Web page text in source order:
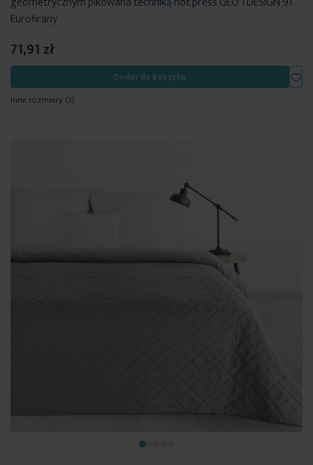
Eurofirany
71,91 zł
Dodaj do koszyka
Inne rozmiary(2)